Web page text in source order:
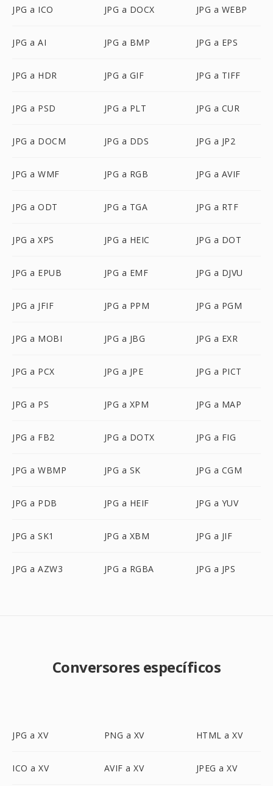
JPG a ICO JPG a DOCX JPG a WEBP
JPG a AI JPG a BMP JPG a EPS
JPG a HDR JPG a GIF JPG a TIFF
JPG a PSD JPG a PLT JPG a CUR
JPG a DOCM JPG a DDS JPG a JP2
JPG a WMF JPG a RGB JPG a AVIF
JPG a ODT JPG a TGA JPG a RTF
JPG a XPS JPG a HEIC JPG a DOT
JPG a EPUB JPG a EMF JPG a DJVU
JPG a JFIF JPG a PPM JPG a PGM
JPG a MOBI JPG a JBG JPG a EXR
JPG a PCX JPG a JPE JPG a PICT
JPG a PS JPG a XPM JPG a MAP
JPG a FB2 JPG a DOTX JPG a FIG
JPG a WBMP JPG a SK JPG a CGM
JPG a PDB JPG a HEIF JPG a YUV
JPG a SK1 JPG a XBM JPG a JIF
JPG a AZW3 JPG a RGBA JPG a JPS
Conversores específicos
JPG a XV PNG a XV HTML a XV
ICO a XV AVIF a XV JPEG a XV